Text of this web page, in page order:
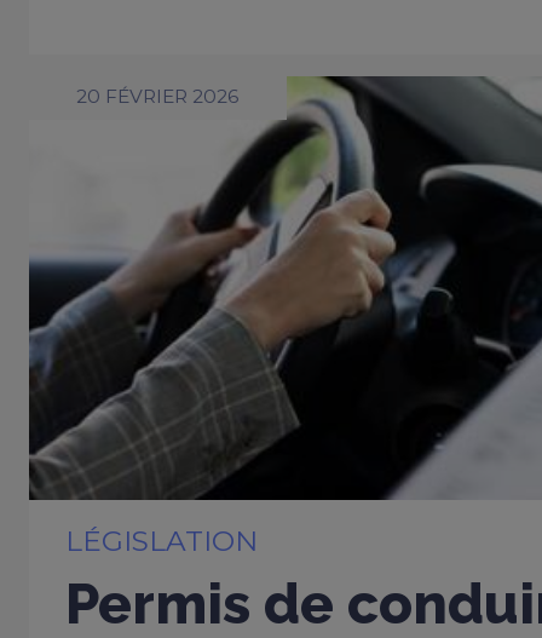
20 FÉVRIER 2026
LÉGISLATION
Permis de